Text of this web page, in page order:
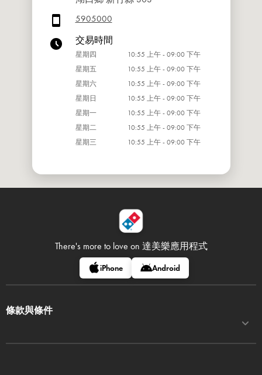
5905000
交易時間
星期四
10:55 上午 - 09:00 下午
星期五
10:55 上午 - 09:00 下午
星期六
10:55 上午 - 09:00 下午
星期日
10:55 上午 - 09:00 下午
星期一
10:55 上午 - 09:00 下午
星期二
10:55 上午 - 09:00 下午
星期三
10:55 上午 - 09:00 下午
There's more to love on 達美樂應用程式
iPhone Android
條款與條件